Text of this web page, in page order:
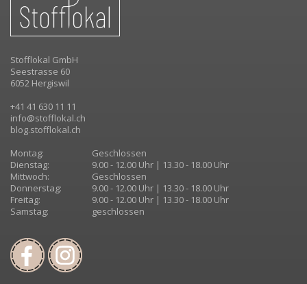
Stofflokal GmbH
Seestrasse 60
6052 Hergiswil
+41 41 630 11 11
info@stofflokal.ch
blog.stofflokal.ch
Montag:
Geschlossen
Dienstag:
9.00 - 12.00 Uhr | 13.30 - 18.00 Uhr
Mittwoch:
Geschlossen
Donnerstag:
9.00 - 12.00 Uhr | 13.30 - 18.00 Uhr
Freitag:
9.00 - 12.00 Uhr | 13.30 - 18.00 Uhr
Samstag:
geschlossen